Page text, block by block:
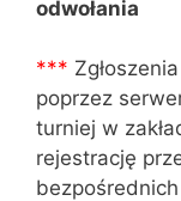
odwołania
***
poprzez
turniej w
rejestrację
bezpośrednich